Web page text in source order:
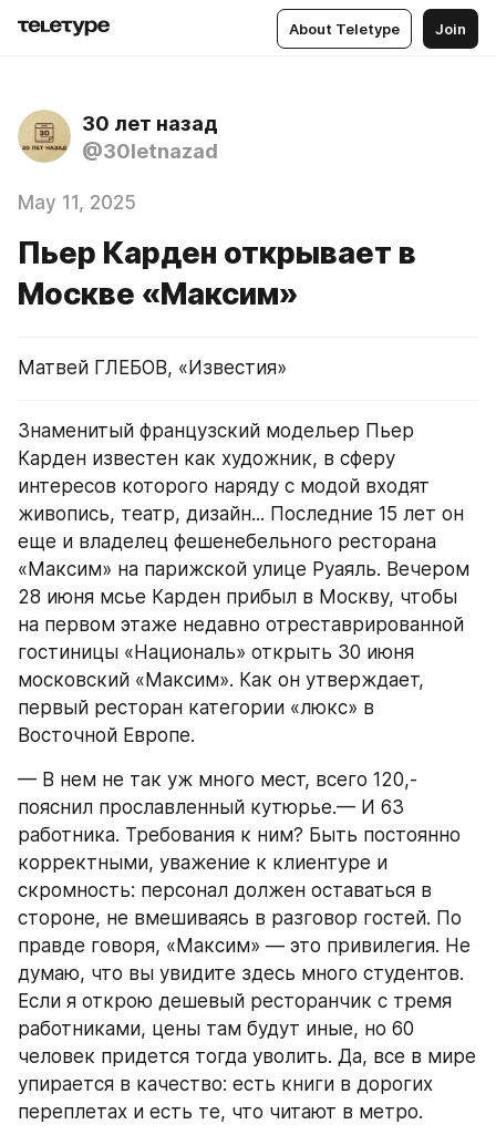
About Teletype Join
30 лет назад
@30letnazad
May 11, 2025
Пьер Карден открывает в
Москве «Максим»
Матвей ГЛЕБОВ, «Известия»
Знаменитый французский модельер Пьер
Карден известен как художник, в сферу
интересов которого наряду с модой входят
живопись, театр, дизайн... Последние 15 лет он
еще и владелец фешенебельного ресторана
«Максим» на парижской улице Руаяль. Вечером
28 июня мсье Карден прибыл в Москву, чтобы
на первом этаже недавно отреставрированной
гостиницы «Националь» открыть 30 июня
московский «Максим». Как он утверждает,
первый ресторан категории «люкс» в
Восточной Европе.
— В нем не так уж много мест, всего 120,-
пояснил прославленный кутюрье.— И 63
работника. Требования к ним? Быть постоянно
корректными, уважение к клиентуре и
скромность: персонал должен оставаться в
стороне, не вмешиваясь в разговор гостей. По
правде говоря, «Максим» — это привилегия. Не
думаю, что вы увидите здесь много студентов.
Если я открою дешевый ресторанчик с тремя
работниками, цены там будут иные, но 60
человек придется тогда уволить. Да, все в мире
упирается в качество: есть книги в дорогих
переплетах и есть те, что читают в метро.